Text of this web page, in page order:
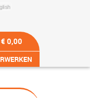
€ 0,00